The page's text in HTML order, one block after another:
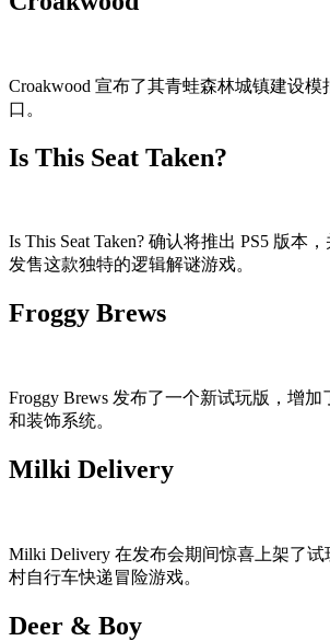
Croakwood 宣布了其青蛙森林城镇建设
口。
Is This Seat Taken?
Is This Seat Taken? 确认将推出 PS5 版本
发售这款独特的逻辑解谜游戏。
Froggy Brews
Froggy Brews 发布了一个新试玩版，增
和装饰系统。
Milki Delivery
Milki Delivery 在发布会期间惊喜上架了
村自行车快递冒险游戏。
Deer & Boy